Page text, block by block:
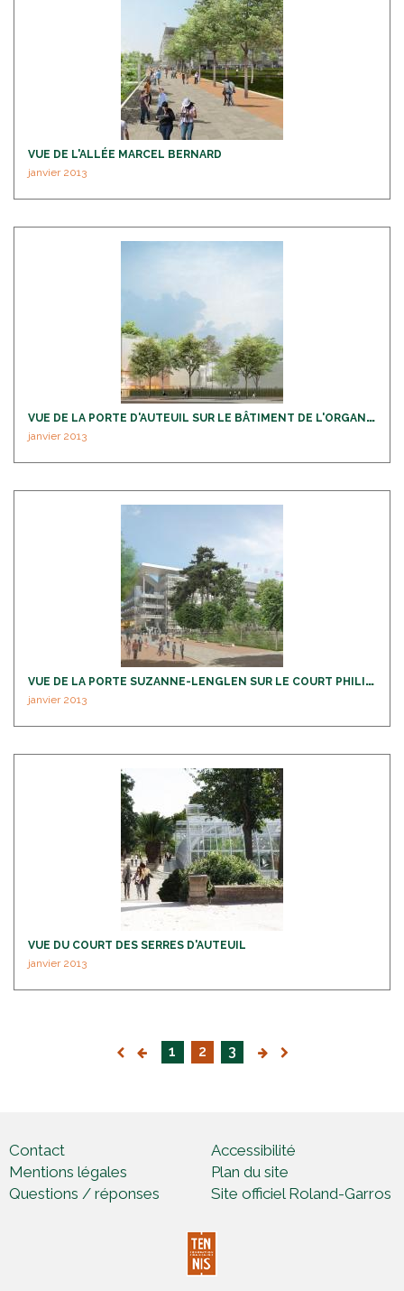
VUE DE L'ALLÉE MARCEL BERNARD
janvier 2013
V
UE DE LA PORTE D'AUTEUIL SUR LE BÂTIMENT DE L'ORGANISATION - ENSEMBLE
janvier 2013
V
UE DE LA PORTE SUZANNE-LENGLEN SUR LE COURT PHILIPPE-CHATRIER
janvier 2013
VUE DU COURT DES SERRES D'AUTEUIL
janvier 2013
1 2 3
Contact
Accessibilité
Mentions légales
Plan du site
Questions / réponses
Site officiel Roland-Garros